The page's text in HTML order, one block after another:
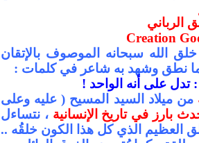
الرباني
Creation
الله سبحانه الموصوف بالإتقان
نطق وشهد به شاعر في كلمات :
على أنه الواحد !
من ميلاد السيد المسيح ( عليه وعلى
بارز في تاريخ الإنسانية ، نتساءل
العظيم الذي كل هذا الكون خلقُه ..